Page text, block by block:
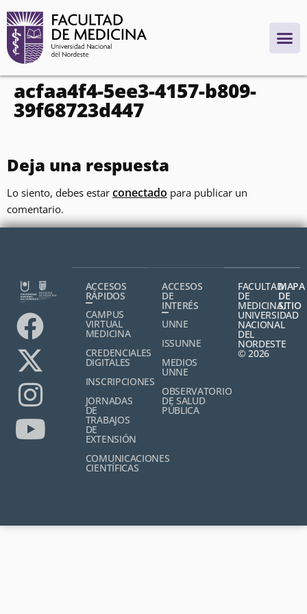
contenido
acfaa4f4-5ee3-4157-b809-
39f68723d447
Deja una respuesta
Lo siento, debes estar conectado para publicar un
comentario.
ACCESOS
RÁPIDOS
CAMPUS
VIRTUAL
MEDICINA
CREDENCIALES
DIGITALES
INSCRIPCIONES
JORNADAS
DE
TRABAJOS
DE
EXTENSIÓN
COMUNICACIONES
CIENTÍFICAS
ACCESOS
DE
INTERÉS
UNNE
ISSUNNE
MEDIOS
UNNE
OBSERVATORIO
DE SALUD
PÚBLICA
FACULTAD
DE
MEDICINA,
UNIVERSIDAD
NACIONAL
DEL
NORDESTE
© 2026
MAPA
DE
SITIO